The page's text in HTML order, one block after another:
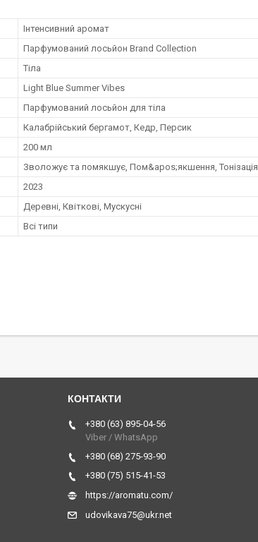
Інтенсивний аромат
Парфумований лосьйон Brand Collection
Тіла
Light Blue Summer Vibes
Парфумований лосьйон для тіла
Калабрійський бергамот, Кедр, Персик
200 мл
Зволожує та помякшує, Пом&apos;якшення, Тонізація
2023
Деревні, Квіткові, Мускусні
Всі типи
+380 (63) 895-04-56
Viber / WhatsApp
+380 (68) 275-93-90
+380 (75) 515-41-53
https://aromatu.com/
udovikava75@ukr.net